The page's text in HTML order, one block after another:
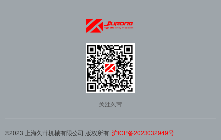
关注久茸
©2023 上海久茸机械有限公司 版权所有 沪ICP备2023032949号